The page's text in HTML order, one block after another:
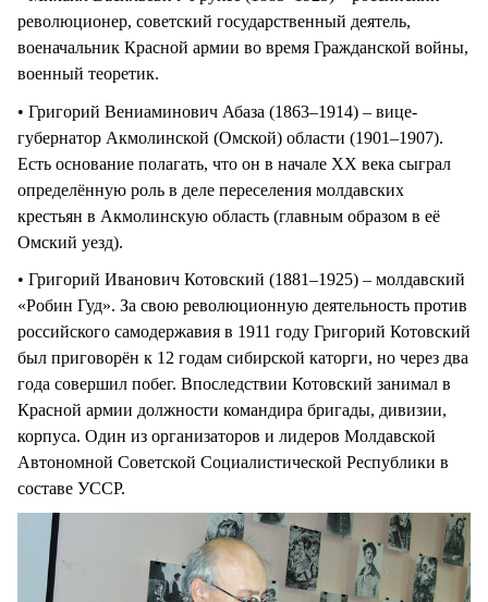
революционер, советский государственный деятель,
военачальник Красной армии во время Гражданской войны,
военный теоретик.
• Григорий Вениаминович Абаза (1863–1914) – вице-
губернатор Акмолинской (Омской) области (1901–1907).
Есть основание полагать, что он в начале XX века сыграл
определённую роль в деле переселения молдавских
крестьян в Акмолинскую область (главным образом в её
Омский уезд).
• Григорий Иванович Котовский (1881–1925) – молдавский
«Робин Гуд». За свою революционную деятельность против
российского самодержавия в 1911 году Григорий Котовский
был приговорён к 12 годам сибирской каторги, но через два
года совершил побег. Впоследствии Котовский занимал в
Красной армии должности командира бригады, дивизии,
корпуса. Один из организаторов и лидеров Молдавской
Автономной Советской Социалистической Республики в
составе УССР.